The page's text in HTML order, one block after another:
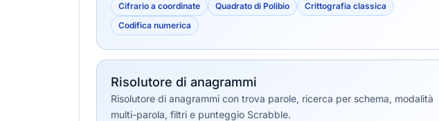
Cifrario a coordinate
Quadrato di Polibio
Crittografia classica
Codifica numerica
Risolutore di anagrammi
Risolutore di anagrammi con trova parole, ricerca per schema, modalità
multi-parola, filtri e punteggio Scrabble.